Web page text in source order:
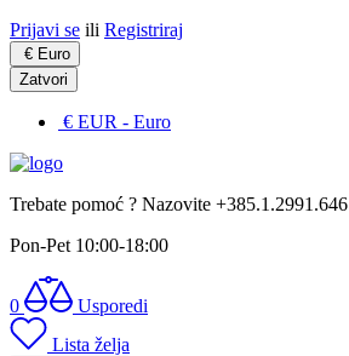
Prijavi se ili Registriraj
€ Euro
Zatvori
€ EUR - Euro
Trebate pomoć ? Nazovite +385.1.2991.646
Pon-Pet 10:00-18:00
0
Usporedi
Lista želja